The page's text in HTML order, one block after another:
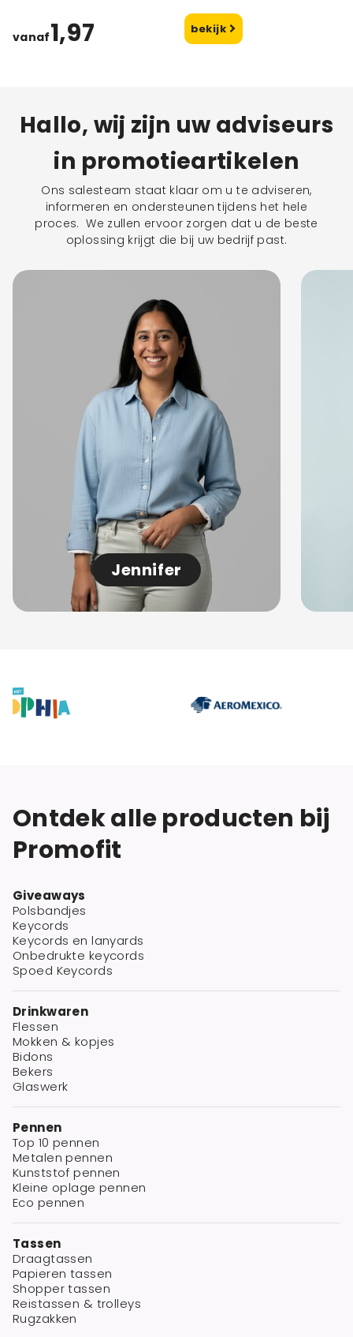
vanaf1,97 bekijk
Hallo, wij zijn uw adviseurs
in promotieartikelen
Ons salesteam staat klaar om u te adviseren,
informeren en ondersteunen tijdens het hele
proces. We zullen ervoor zorgen dat u de beste
oplossing krijgt die bij uw bedrijf past.
Jennifer
Ontdek alle producten bij
Promofit
Giveaways
Polsbandjes
Keycords
Keycords en lanyards
Onbedrukte keycords
Spoed Keycords
Drinkwaren
Flessen
Mokken & kopjes
Bidons
Bekers
Glaswerk
Pennen
Top 10 pennen
Metalen pennen
Kunststof pennen
Kleine oplage pennen
Eco pennen
Tassen
Draagtassen
Papieren tassen
Shopper tassen
Reistassen & trolleys
Rugzakken